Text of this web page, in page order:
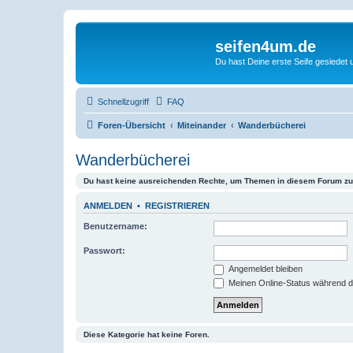
seifen4um.de
Du hast Deine erste Seife gesiedet
Schnellzugriff FAQ
Foren-Übersicht Miteinander Wanderbücherei
Wanderbücherei
Du hast keine ausreichenden Rechte, um Themen in diesem Forum
ANMELDEN • REGISTRIEREN
Benutzername:
Passwort:
Angemeldet bleiben
Meinen Online-Status während
Diese Kategorie hat keine Foren.